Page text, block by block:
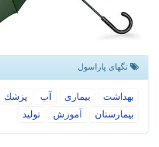
تگهای پاراسول
بهداشت بیماری آب پزشك
بیمارستان
آموزش تولید